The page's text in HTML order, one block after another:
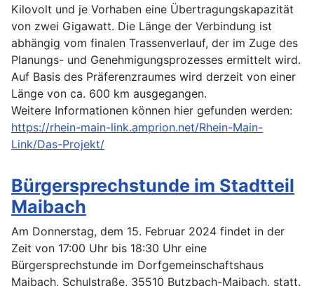
Kilovolt und je Vorhaben eine Übertragungskapazität
von zwei Gigawatt. Die Länge der Verbindung ist
abhängig vom finalen Trassenverlauf, der im Zuge des
Planungs- und Genehmigungsprozesses ermittelt wird.
Auf Basis des Präferenzraumes wird derzeit von einer
Länge von ca. 600 km ausgegangen.
Weitere Informationen können hier gefunden werden:
https://rhein-main-link.amprion.net/Rhein-Main-
Link/Das-Projekt/
Bürgersprechstunde im Stadtteil
Maibach
Am Donnerstag, dem 15. Februar 2024 findet in der
Zeit von 17:00 Uhr bis 18:30 Uhr eine
Bürgersprechstunde im Dorfgemeinschaftshaus
Maibach, Schulstraße, 35510 Butzbach-Maibach, statt.